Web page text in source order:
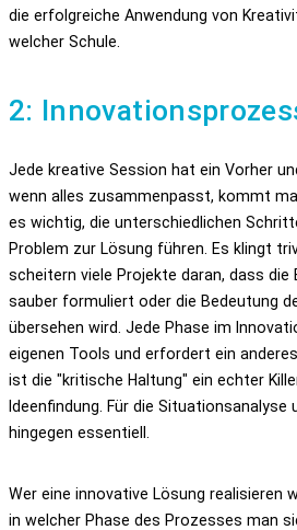
die erfolgreiche Anwendung von
welcher Schule.
2:
Jede kreative Session hat ein Vorher
wenn alles zusammenpasst, kommt
es wichtig, die unterschiedlichen
Problem zur Lösung führen. Es klingt
scheitern viele Projekte daran, dass die
sauber formuliert oder die Bedeutung
übersehen wird. Jede Phase im
eigenen Tools und erfordert ein
ist die "kritische Haltung" ein echter
Ideenfindung. Für die Situationsanalyse
hingegen essentiell.
Wer eine innovative Lösung realisieren
in welcher Phase des Prozesses man